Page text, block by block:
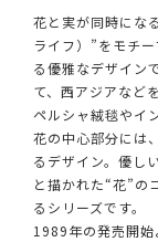
花と実が同時にな
ライフ）”をモチ
る優雅なデザイン
て、西アジアなど
ペルシャ絨毯やイ
花の中心部分には
るデザイン。優し
と描かれた“花”の
るシリーズです。
1989年の発売開始